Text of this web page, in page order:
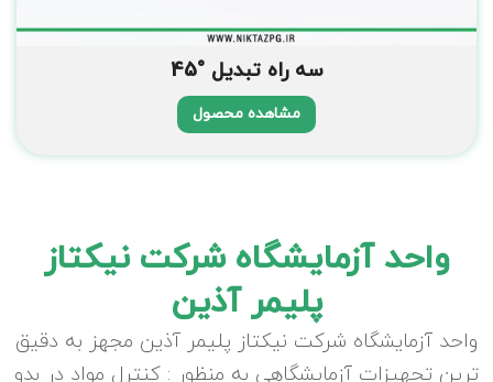
سه راه تبدیل °45
مشاهده محصول
واحد آزمایشگاه شرکت نیکتاز
پلیمر آذین
واحد آزمایشگاه شرکت نیکتاز پلیمر آذین مجهز به دقیق
ترین تجهیزات آزمایشگاهی به منظور : کنترل مواد در بدو